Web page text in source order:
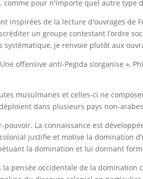
comme pour n'importe quel autre
inspirées de la lecture d'ouvrages
un groupe contestant l’ordre
systématique, je renvoie plutôt aux
offensive anti-Pegida s’organise »,
musulmanes et celles-ci ne
dans plusieurs pays non-
pouvoir. La connaissance est
justifie et motive la domination
la domination et lui donnant
pensée occidentale de la domination